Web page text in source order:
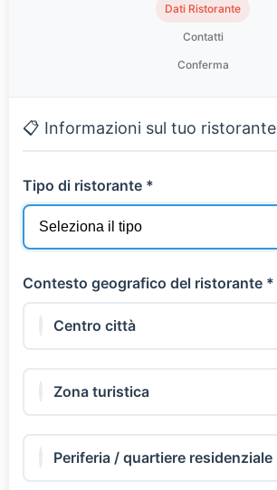
Dati Ristorante
Contatti
Conferma
📋 Informazioni sul tuo ristorante
Tipo di ristorante *
Contesto geografico del ristorante *
Centro città
Zona turistica
Periferia / quartiere residenziale